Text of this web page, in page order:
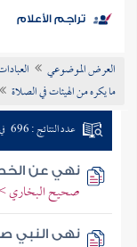
موضوعي
تراجم الأعلام
العرض الموضوعي
ما يكره من الهيئات في الصلاة
عدد النتائج : 696
نهي عن
صحيح البخاري >
نهى النبي